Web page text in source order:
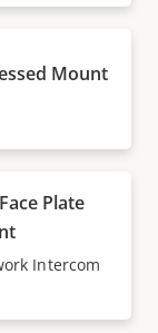
Mount
Plate
Intercom